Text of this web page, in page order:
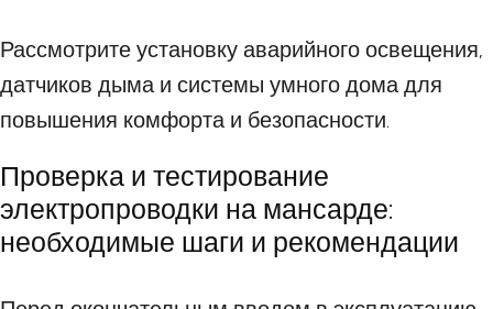
Рассмотрите установку аварийного освещения,
датчиков дыма и системы умного дома для
повышения комфорта и безопасности.
Проверка и тестирование
электропроводки на мансарде:
необходимые шаги и рекомендации